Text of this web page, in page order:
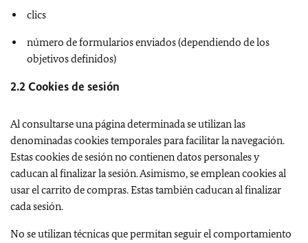
clics
número de formularios enviados (dependiendo de los
objetivos definidos)
2.2 Cookies de sesión
Al consultarse una página determinada se utilizan las
denominadas cookies temporales para facilitar la navegación.
Estas cookies de sesión no contienen datos personales y
caducan al finalizar la sesión. Asimismo, se emplean cookies al
usar el carrito de compras. Estas también caducan al finalizar
cada sesión.
No se utilizan técnicas que permitan seguir el comportamiento